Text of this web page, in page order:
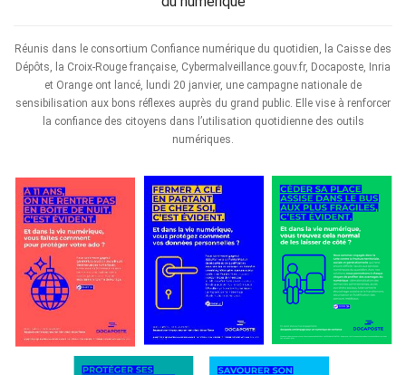
Réunis dans le consortium Confiance numérique du quotidien, la Caisse des
Dépôts, la Croix-Rouge française, Cybermalveillance.gouv.fr, Docaposte, Inria
et Orange ont lancé, lundi 20 janvier, une campagne nationale de
sensibilisation aux bons réflexes auprès du grand public. Elle vise à renforcer
la confiance des citoyens dans l’utilisation quotidienne des outils
numériques.